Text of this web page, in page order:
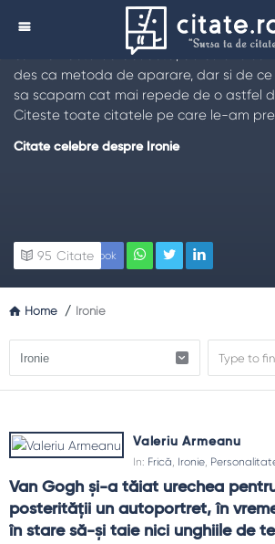
Citate despre Ironie
Iata o selectie remarcabila decitate
cum ia nasterea aceasta, de ce o
des ca metoda de aparare, dar si de
sa scapam cat mai repede de o astfel
Citeste toate citatele pe care le-am
Citate celebre despre Ironie
Facebook
95 Citate
Home / Ironie
Valeriu Armeanu
In: Frică, Ironie,
Van Gogh şi-a tăiat urechea
posterităţii un autoportret, în
în stare să-şi taie nici unghiile de